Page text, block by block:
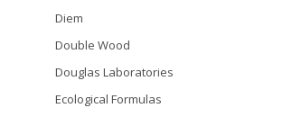
Diem
Double Wood
Douglas Laboratories
Ecological Formulas